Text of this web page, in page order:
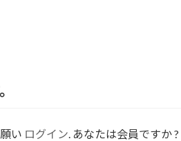
い ログイン . あなたは会員ですか ?